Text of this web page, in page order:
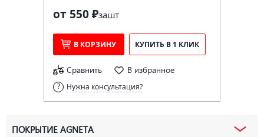
от 550 ₽зашт
В КОРЗИНУ КУПИТЬ В 1 КЛИК
Сравнить В избранное
Нужна консультация?
ПОКРЫТИЕ AGNETA